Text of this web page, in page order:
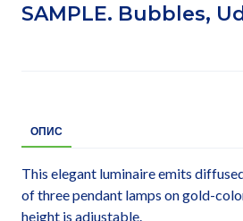
SAMPLE. Bubbles,
ОПИС
This elegant luminaire emits
of three pendant lamps on gold-
height is adjustable.